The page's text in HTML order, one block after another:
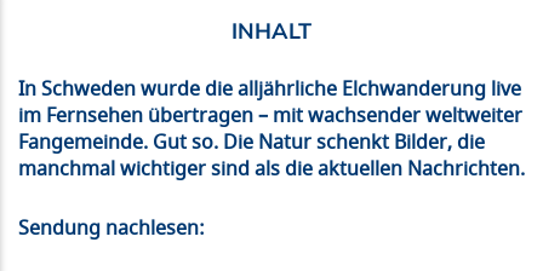
In Schweden wurde die alljährliche Elchwanderung live
im Fernsehen übertragen – mit wachsender weltweiter
Fangemeinde. Gut so. Die Natur schenkt Bilder, die
manchmal wichtiger sind als die aktuellen Nachrichten.
Sendung nachlesen: